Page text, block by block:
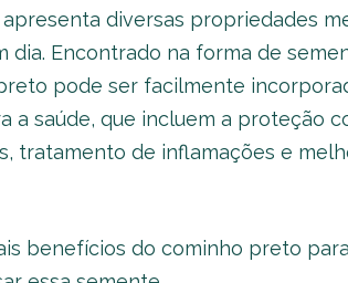
diversas propriedades
dia. Encontrado na forma de
pode ser facilmente
a saúde, que incluem a proteção
tratamento de inflamações e
benefícios do cominho preto